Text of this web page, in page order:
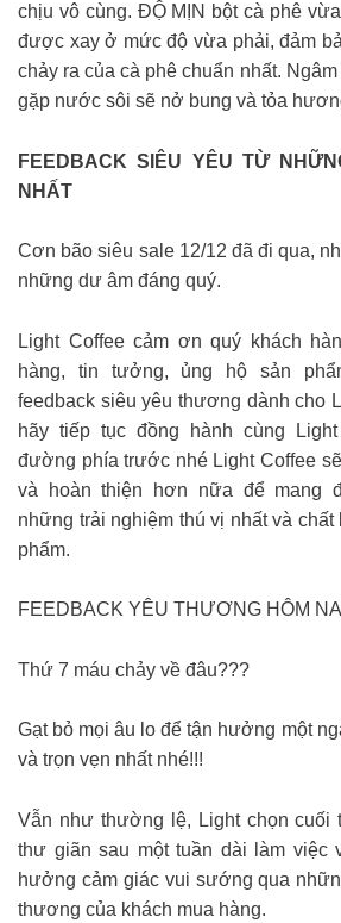
chịu vô cùng. ĐỘ MỊN bột cà phê
được xay ở mức độ vừa phải, đảm
chảy ra của cà phê chuẩn nhất.
gặp nước sôi sẽ nở bung và tỏa
FEEDBACK SIÊU YÊU TỪ
NHẤT
Cơn bão siêu sale 12/12 đã đi qua,
những dư âm đáng quý.
Light Coffee cảm ơn quý khách
hàng, tin tưởng, ủng hộ sản
feedback siêu yêu thương dành cho
hãy tiếp tục đồng hành cùng
đường phía trước nhé Light Coffee
và hoàn thiện hơn nữa để mang
những trải nghiệm thú vị nhất và
phẩm.
FEEDBACK YÊU THƯƠNG HÔM
Thứ 7 máu chảy về đâu???
Gạt bỏ mọi âu lo để tận hưởng một
và trọn vẹn nhất nhé!!!
Vẫn như thường lệ, Light chọn cuối
thư giãn sau một tuần dài làm việc
hưởng cảm giác vui sướng qua
thương của khách mua hàng.